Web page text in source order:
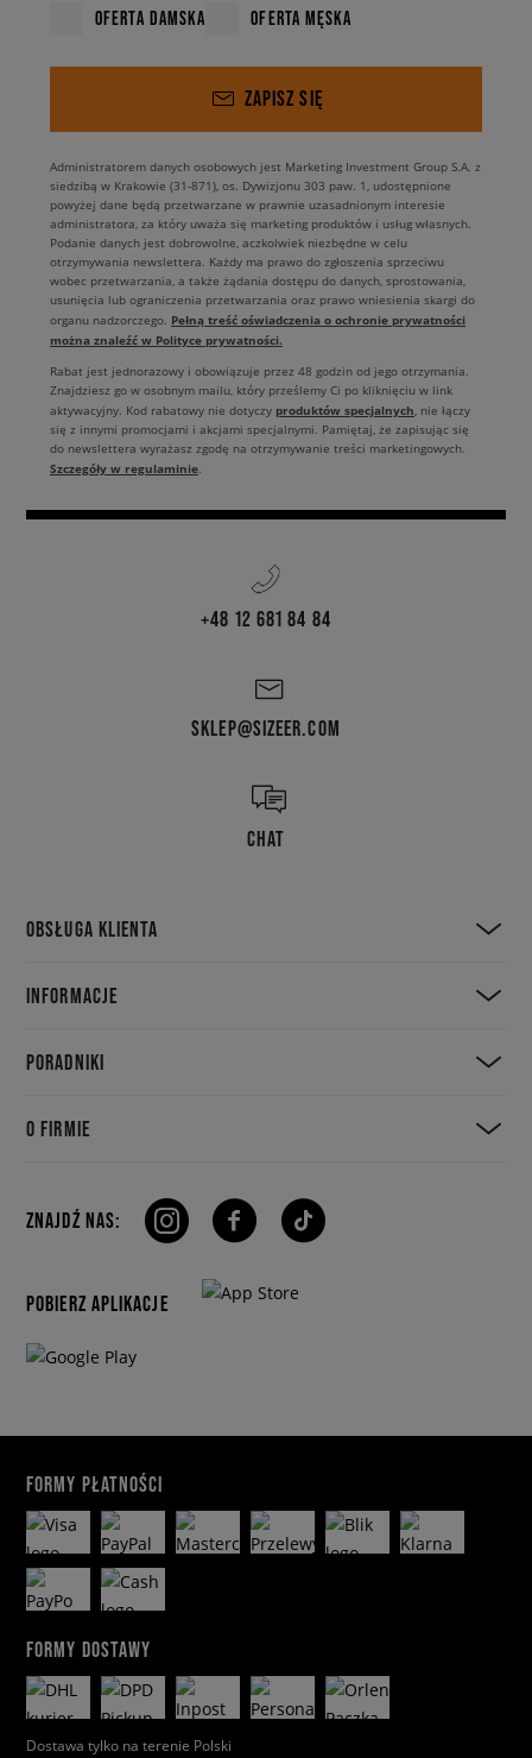
OFERTA DAMSKA OFERTA MĘSKA
ZAPISZ SIĘ
Administratorem danych osobowych jest Marketing Investment Group S.A. z
siedzibą w Krakowie (31-871), os. Dywizjonu 303 paw. 1, udostępnione
powyżej dane będą przetwarzane w prawnie uzasadnionym interesie
administratora, za który uważa się marketing produktów i usług własnych.
Podanie danych jest dobrowolne, aczkolwiek niezbędne w celu
otrzymywania newslettera. Każdy ma prawo do zgłoszenia sprzeciwu
wobec przetwarzania, a także żądania dostępu do danych, sprostowania,
usunięcia lub ograniczenia przetwarzania oraz prawo wniesienia skargi do
organu nadzorczego. Pełną treść oświadczenia o ochronie prywatności
można znaleźć w Polityce prywatności.
Rabat jest jednorazowy i obowiązuje przez 48 godzin od jego otrzymania.
Znajdziesz go w osobnym mailu, który prześlemy Ci po kliknięciu w link
aktywacyjny. Kod rabatowy nie dotyczy produktów specjalnych , nie łączy
się z innymi promocjami i akcjami specjalnymi. Pamiętaj, że zapisując się
do newslettera wyrażasz zgodę na otrzymywanie treści marketingowych.
Szczegóły w regulaminie
+48 12 681 84 84
SKLEP@SIZEER.COM
CHAT
OBSŁUGA KLIENTA
INFORMACJE
PORADNIKI
O FIRMIE
ZNAJDŹ NAS:
POBIERZ APLIKACJE
FORMY PŁATNOŚCI
FORMY DOSTAWY
Dostawa tylko na terenie Polski